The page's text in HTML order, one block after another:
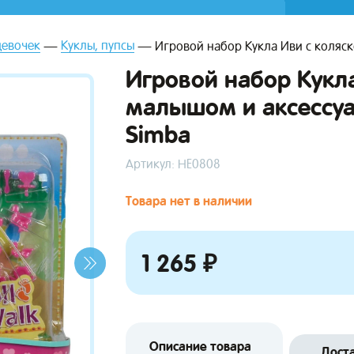
Куклы, пупсы Игровой набор Кукла Иви с
Игровой набор
малышом и
Simba
Артикул: НЕ0808
Товара нет в наличии
1 265 ₽
Описание товара